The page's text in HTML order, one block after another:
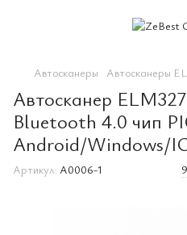
Автосканеры Автосканеры
Автосканер
Bluetooth 4.0 чип
Android/Windows/
Артикул: A0006-1